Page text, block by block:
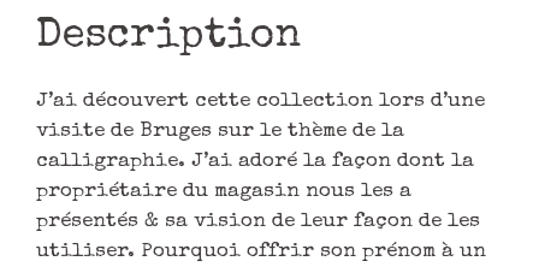
Description
J’ai découvert cette collection lors d’une
visite de Bruges sur le thème de la
calligraphie. J’ai adoré la façon dont la
propriétaire du magasin nous les a
présentés & sa vision de leur façon de les
utiliser. Pourquoi offrir son prénom à un